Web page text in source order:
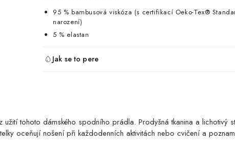
95 % bambusová viskóza (s certifikací Oeko-Tex®
narození)
5 % elastan
Jak se to pere
tohoto dámského spodního prádla. Prodyšná tkanina a lichotivý
oceňují nošení při každodenních aktivitách nebo cvičení a